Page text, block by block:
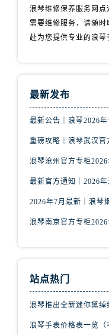
浪琴维修保养服务网
需要维修服务，请随
赴为您提供专业的浪琴
最新发布
站点热门
浪琴推出全新迷你黛